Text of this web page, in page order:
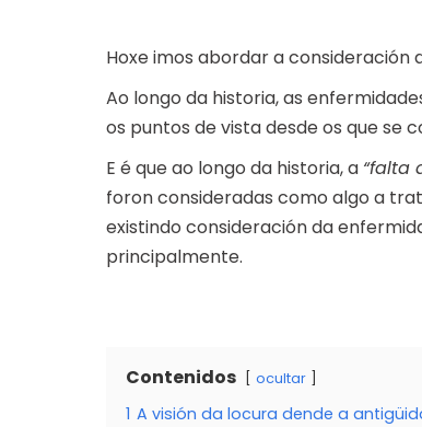
Hoxe imos abordar a consideración
Ao longo da historia, as
os puntos de vista desde os que se
E é que ao longo da historia, a “falta
foron consideradas como algo a
existindo consideración da
principalmente.
Contenidos ocultar
1 A visión da locura dende a